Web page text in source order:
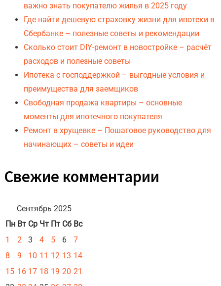
важно знать покупателю жилья в 2025 году
Где найти дешевую страховку жизни для ипотеки в
Сбербанке – полезные советы и рекомендации
Сколько стоит DIY-ремонт в новостройке – расчёт
расходов и полезные советы
Ипотека с господдержкой – выгодные условия и
преимущества для заемщиков
Свободная продажа квартиры – основные
моменты для ипотечного покупателя
Ремонт в хрущевке – Пошаговое руководство для
начинающих – советы и идеи
Свежие комментарии
Сентябрь 2025
Пн Вт Ср Чт Пт Сб Вс
1
2 3 4 5 6
7
8
9 10 11 12 13 14
15 16 17 18 19 20 21